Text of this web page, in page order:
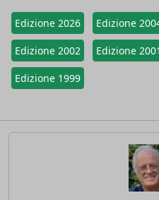
Edizione 2026 Edizione
Edizione 2002 Edizione 2001
Edizione 1999